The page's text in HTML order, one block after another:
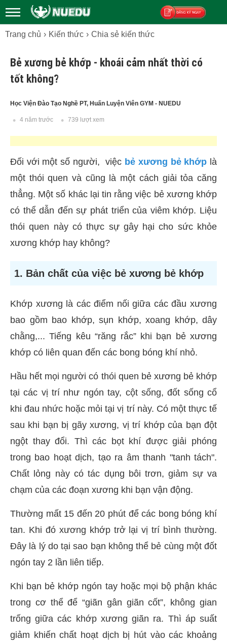
Trang chủ Kiến thức Chia sẻ kiến thức
Bẻ xương bẻ khớp - khoái cảm nhất thời có
tốt không?
Học Viện Đào Tạo Nghề PT, Huấn Luyện Viên GYM - NUEDU
4 năm trước 739 lượt xem
Đối với một số người, việc bẻ xương bẻ khớp là
một thói quen và cũng là một cách giải tỏa căng
thẳng. Một số khác lại tin rằng việc bẻ xương khớp
có thể dẫn đến sự phát triển của viêm khớp. Liệu
thói quen này có thực sự gây hại cho sức khỏe
xương khớp hay không?
1. Bản chất của việc bẻ xương bẻ khớp
Khớp xương là các điểm nối giữa các đầu xương
bao gồm bao khớp, sụn khớp, xoang khớp, dây
chằng,... Tiếng kêu “răng rắc” khi bạn bẻ xương
khớp có liên quan đến các bong bóng khí nhỏ.
Hầu hết mọi người có thói quen bẻ xương bẻ khớp
tại các vị trí như ngón tay, cột sống, đốt sống cổ
khi đau nhức hoặc mỏi tại vị trí này. Có một thực tế
sau khi bạn bị gãy xương, vị trí khớp của bạn đột
ngột thay đổi. Thì các bọt khí được giải phóng
trong bao hoạt dịch, tạo ra âm thanh "tanh tách".
Chất lỏng này có tác dụng bôi trơn, giảm sự va
chạm của các đoạn xương khi bạn vận động.
Thường mất 15 đến 20 phút để các bong bóng khí
tan. Khi đó xương khớp trở lại vị trí bình thường.
Đây là lý do tại sao bạn không thể bẻ cùng một đốt
ngón tay 2 lần liên tiếp.
Khi bạn bẻ khớp ngón tay hoặc mọi bộ phận khác
trong cơ thể để “giãn gân giãn cốt”, không gian
trống giữa các khớp xương giãn ra. Thì áp suất
giảm khiến chất hoạt dịch bị hút vào các khoảng